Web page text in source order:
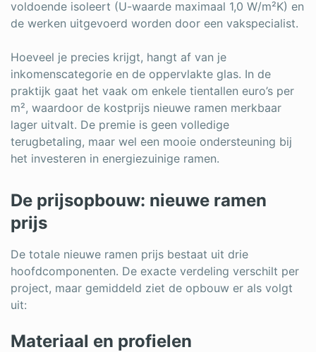
voldoende isoleert (U-waarde maximaal 1,0 W/m²K) en
de werken uitgevoerd worden door een vakspecialist.
Hoeveel je precies krijgt, hangt af van je
inkomenscategorie en de oppervlakte glas. In de
praktijk gaat het vaak om enkele tientallen euro’s per
m², waardoor de kostprijs nieuwe ramen merkbaar
lager uitvalt. De premie is geen volledige
terugbetaling, maar wel een mooie ondersteuning bij
het investeren in energiezuinige ramen.
De prijsopbouw: nieuwe ramen
prijs
De totale nieuwe ramen prijs bestaat uit drie
hoofdcomponenten. De exacte verdeling verschilt per
project, maar gemiddeld ziet de opbouw er als volgt
uit:
Materiaal en profielen